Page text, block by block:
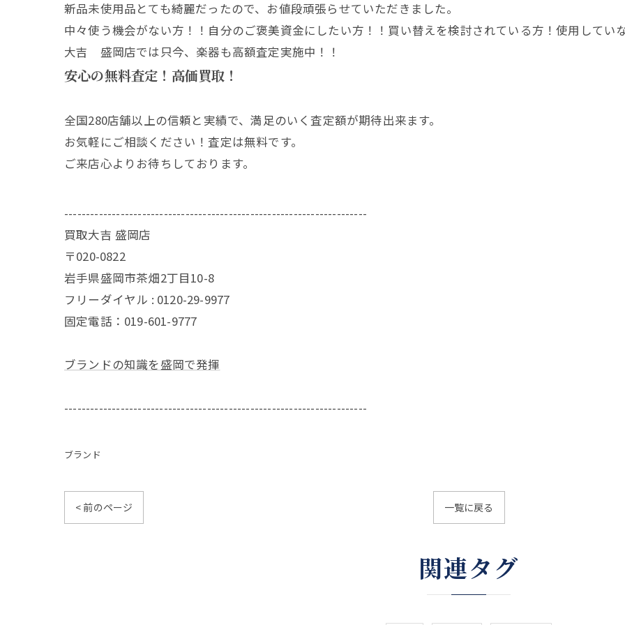
新品未使用品とても綺麗だったので、お値段頑張らせていただきました。
中々使う機会がない方！！自分のご褒美資金にしたい方！！買い替えを検討されている方！使用してい
大吉 盛岡店では只今、楽器も高額査定実施中！！
安心の無料査定！高価買取！
全国280店舗以上の信頼と実績で、満足のいく査定額が期待出来ます。
お気軽にご相談ください！査定は無料です。
ご来店心よりお待ちしております。
----------------------------------------------------------------------
買取大吉 盛岡店
〒020-0822
岩手県盛岡市茶畑2丁目10-8
フリーダイヤル : 0120-29-9977
固定電話：019-601-9777
ブランドの知識を盛岡で発揮
----------------------------------------------------------------------
ブランド
< 前のページ 一覧に戻る
関連タグ